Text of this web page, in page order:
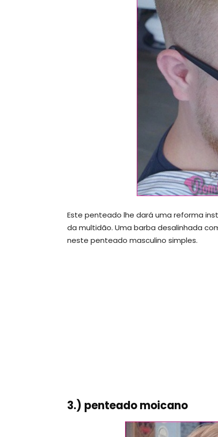
Este penteado lhe dará uma reforma
da multidão. Uma barba desalinhada
neste penteado masculino simples.
3.) penteado moicano